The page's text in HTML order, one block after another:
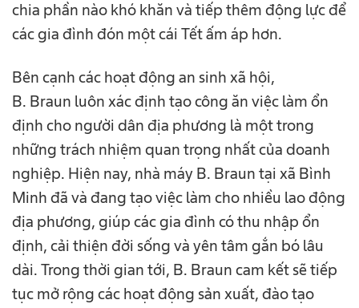
chia phần nào khó khăn và tiếp thêm động lực để
các gia đình đón một cái Tết ấm áp hơn.
Bên cạnh các hoạt động an sinh xã hội,
B. Braun luôn xác định tạo công ăn việc làm ổn
định cho người dân địa phương là một trong
những trách nhiệm quan trọng nhất của doanh
nghiệp. Hiện nay, nhà máy B. Braun tại xã Bình
Minh đã và đang tạo việc làm cho nhiều lao động
địa phương, giúp các gia đình có thu nhập ổn
định, cải thiện đời sống và yên tâm gắn bó lâu
dài. Trong thời gian tới, B. Braun cam kết sẽ tiếp
tục mở rộng các hoạt động sản xuất, đào tạo